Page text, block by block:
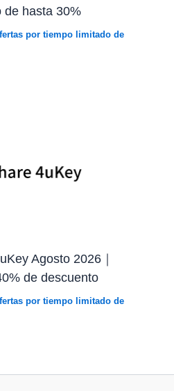
de hasta 30%
por tiempo limitado de
Agosto 2026｜
de descuento
por tiempo limitado de